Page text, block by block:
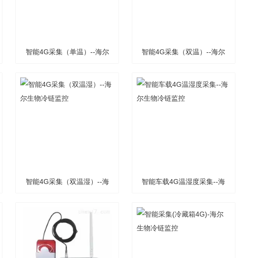
智能4G采集（单温）--海尔 智能4G采集（双温）--海尔
智能4G采集（双温湿）--海 智能车载4G温湿度采集--海